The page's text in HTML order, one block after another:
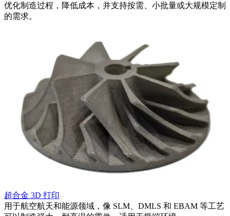
优化制造过程，降低成本，并支持按需、小批量或大规模定制
的需求。
超合金 3D 打印
用于航空航天和能源领域，像 SLM、DMLS 和 EBAM 等工艺